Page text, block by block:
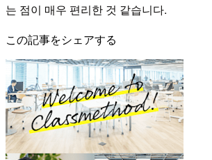
는 점이 매우 편리한 것 같습니다.
この記事をシェアする